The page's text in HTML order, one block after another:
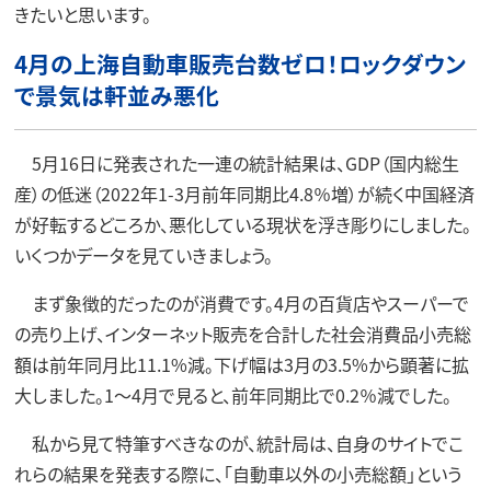
きたいと思います。
4月の上海自動車販売台数ゼロ！ロックダウン
で景気は軒並み悪化
5月16日に発表された一連の統計結果は、GDP（国内総生
産）の低迷（2022年1-3月前年同期比4.8％増）が続く中国経済
が好転するどころか、悪化している現状を浮き彫りにしました。
いくつかデータを見ていきましょう。
まず象徴的だったのが消費です。4月の百貨店やスーパーで
の売り上げ、インターネット販売を合計した社会消費品小売総
額は前年同月比11.1%減。下げ幅は3月の3.5%から顕著に拡
大しました。1～4月で見ると、前年同期比で0.2％減でした。
私から見て特筆すべきなのが、統計局は、自身のサイトでこ
れらの結果を発表する際に、「自動車以外の小売総額」という